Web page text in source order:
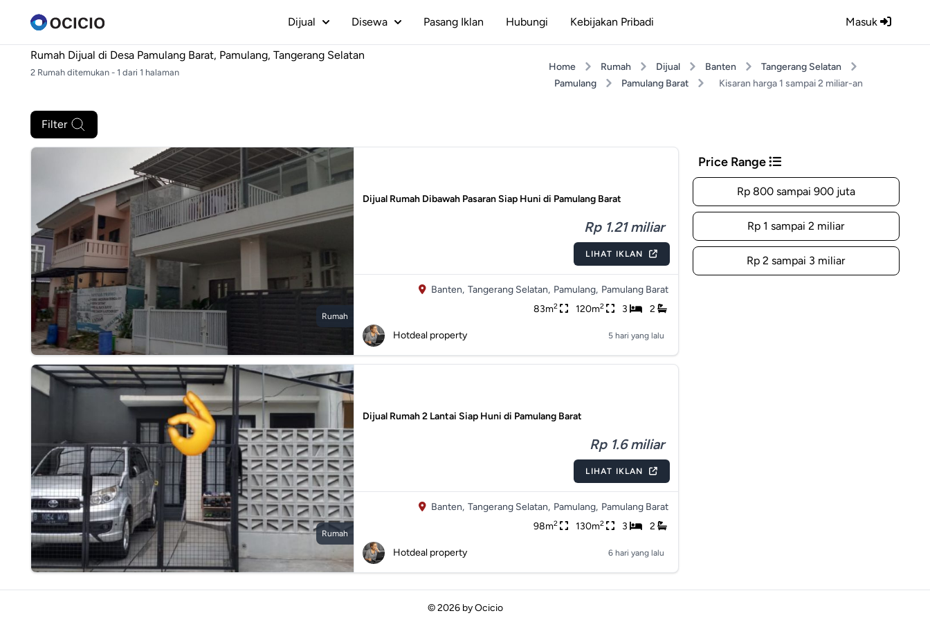
Masuk
Dijual Disewa Pasang Iklan Hubungi Kebijakan Pribadi
Rumah Dijual di Desa Pamulang Barat, Pamulang, Tangerang Selatan
2 Rumah ditemukan - 1 dari 1 halaman Home Rumah Dijual Banten
Tangerang Selatan
Pamulang
Pamulang Barat Kisaran harga 1 sampai 2 miliar-an
Filter
Rumah
Dijual Rumah Dibawah Pasaran Siap Huni di Pamulang Barat
Rp 1.21 miliar
LIHAT IKLAN
Banten, Tangerang Selatan, Pamulang, Pamulang Barat
83m2 120m2 3 2
Hotdeal property 5 hari yang lalu
Rumah
Dijual Rumah 2 Lantai Siap Huni di Pamulang Barat
Rp 1.6 miliar
LIHAT IKLAN
Banten, Tangerang Selatan, Pamulang, Pamulang Barat
98m2 130m2 3 2
Hotdeal property 6 hari yang lalu
Price Range
Rp 800 sampai 900 juta
Rp 1 sampai 2 miliar
Rp 2 sampai 3 miliar
© 2026 byOcicio